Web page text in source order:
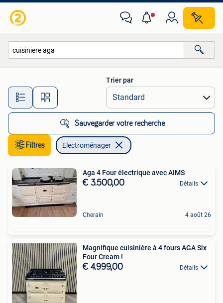
Toutes les distances…
Trier par
Sauvegarder votre recherche
Filtres Electroménager
Aga 4 Four électrique avec AIMS
€ 3.500,00 Détails
Cherain 4 août 26
Magnifique cuisinière à 4 fours AGA Six
Four Cream !
€ 4.999,00 Détails